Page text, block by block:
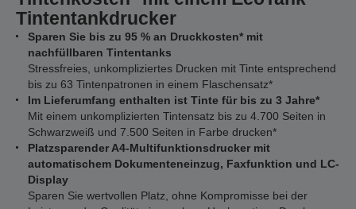
Tintentankdrucker
Sparen Sie bis zu 95 % an Druckkosten* mit
nachfüllbaren Tintentanks
Stressfreies, unkompliziertes Drucken mit Tinte entsprechend
bis zu 63 Tintenpatronen in einem Flaschensatz*
Im Lieferumfang enthalten ist Tinte für bis zu 3 Jahre*
Mit einem unkomplizierten Tintensatz bis zu 4.700 Seiten in
Schwarzweiß und 7.500 Seiten in Farbe drucken*
Platzsparender A4-Multifunktionsdrucker mit
automatischem Dokumenteneinzug, Faxfunktion und LC-
Display
Sparen Sie wertvollen Platz, ohne Kompromisse bei der